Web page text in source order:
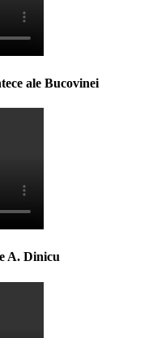
ale Bucovinei
A. Dinicu